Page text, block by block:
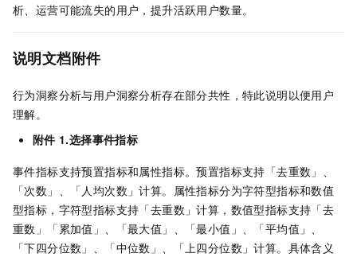
析、运营可能流失的用户，提升活跃用户数量。
说明文档附件
行为洞察分析与用户洞察分析存在部分共性，特此说明以便用户
理解。
附件 1.选择事件指标
事件指标支持预置指标和属性指标。预置指标支持「去重数」、
「次数」、「人均次数」计算。属性指标分为字符型指标和数值
型指标，字符型指标支持「去重数」计算，数值型指标支持「去
重数」「累加值」、「最大值」、「最小值」、「平均值」、
「下四分位数」、「中位数」、「上四分位数」计算。具体含义